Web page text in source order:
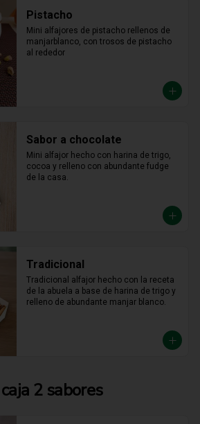
Pistacho
Mini alfajores de pistacho rellenos de
manjarblanco, con trosos de pistacho
al rededor
Sabor a chocolate
Mini alfajor hecho con harina de trigo,
cocoa y relleno con abundante fudge
de la casa.
Tradicional
Tradicional alfajor hecho con la receta
de la abuela a base de harina de trigo y
relleno de abundante manjar blanco.
2 sabores